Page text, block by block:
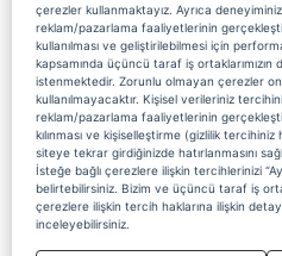
çerezler kullanmaktayız. Ayrıca
reklam/pazarlama faaliyetlerinin
kullanılması ve geliştirilebilmesi için
kapsamında üçüncü taraf iş
istenmektedir. Zorunlu olmayan çerezler
kullanılmayacaktır. Kişisel verileriniz
reklam/pazarlama faaliyetlerinin
kılınması ve kişiselleştirme (gizlilik
siteye tekrar girdiğinizde hatırlanmasını
İsteğe bağlı çerezlere ilişkin tercihlerinizi
belirtebilirsiniz. Bizim ve üçüncü taraf iş
çerezlere ilişkin tercih haklarına ilişkin
inceleyebilirsiniz.